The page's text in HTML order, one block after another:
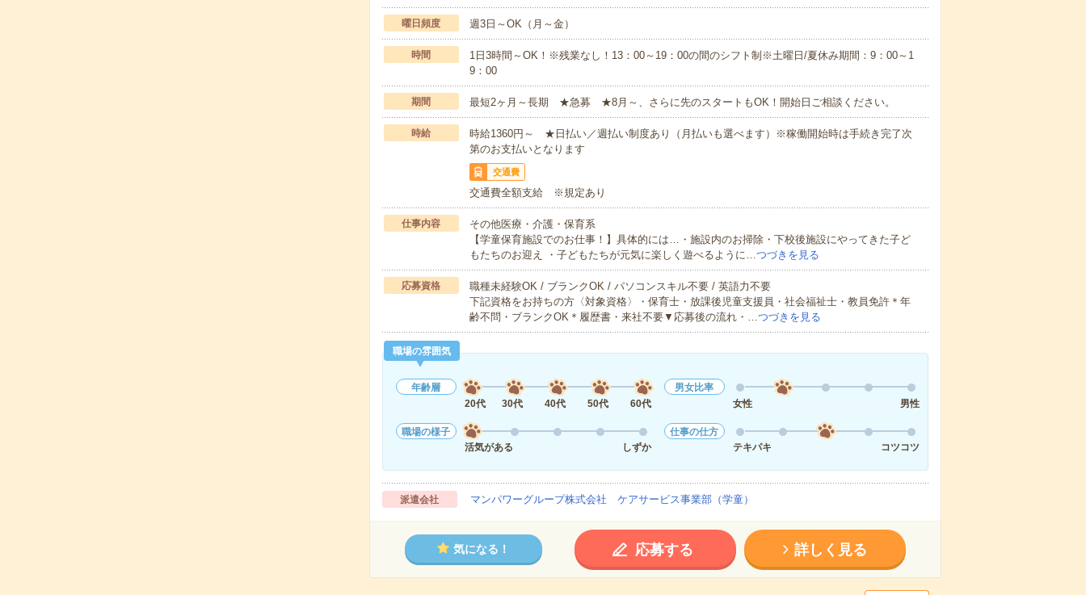
曜日頻度 週3日～OK（月～金）
時間
1日3時間～OK！※残業なし！13：00～19：00の間のシフト制※土曜日/夏休み期間：9：00～1
9：00
期間 最短2ヶ月～長期 ★急募 ★8月～、さらに先のスタートもOK！開始日ご相談ください。
時給
時給1360円～ ★日払い／週払い制度あり（月払いも選べます）※稼働開始時は手続き完了次
第のお支払いとなります
交通費
交通費全額支給 ※規定あり
仕事内容
その他医療・介護・保育系
【学童保育施設でのお仕事！】具体的には…・施設内のお掃除・下校後施設にやってきた子ど
もたちのお迎え ・子どもたちが元気に楽しく遊べるように…つづきを見る
応募資格
職種未経験OK / ブランクOK / パソコンスキル不要 / 英語力不要
下記資格をお持ちの方〈対象資格〉・保育士・放課後児童支援員・社会福祉士・教員免許＊年
齢不問・ブランクOK＊履歴書・来社不要▼応募後の流れ・…つづきを見る
職場の雰囲気
年齢層
20代
30代 40代 50代 60代
男女比率
女性
男性
職場の様子
活気がある
しずか
仕事の仕方
テキパキ
コツコツ
派遣会社 マンパワーグループ株式会社 ケアサービス事業部（学童）
気になる！ 応募する 詳しく見る